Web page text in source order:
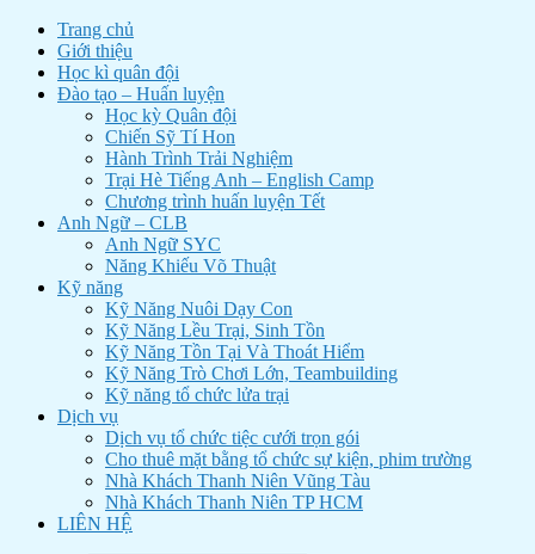
Trang chủ
Giới thiệu
Học kì quân đội
Đào tạo – Huấn luyện
Học kỳ Quân đội
Chiến Sỹ Tí Hon
Hành Trình Trải Nghiệm
Trại Hè Tiếng Anh – English Camp
Chương trình huấn luyện Tết
Anh Ngữ – CLB
Anh Ngữ SYC
Năng Khiếu Võ Thuật
Kỹ năng
Kỹ Năng Nuôi Dạy Con
Kỹ Năng Lều Trại, Sinh Tồn
Kỹ Năng Tồn Tại Và Thoát Hiểm
Kỹ Năng Trò Chơi Lớn, Teambuilding
Kỹ năng tổ chức lửa trại
Dịch vụ
Dịch vụ tổ chức tiệc cưới trọn gói
Cho thuê mặt bằng tổ chức sự kiện, phim trường
Nhà Khách Thanh Niên Vũng Tàu
Nhà Khách Thanh Niên TP HCM
LIÊN HỆ